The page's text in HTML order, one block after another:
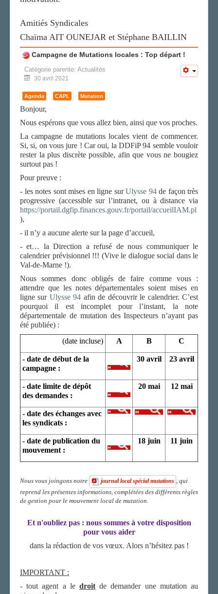
Amitiés Syndicales
Chaïma AIT OUNEJAR et Stéphane BAILLIN
Campagne de Mutations locales : Top départ !
Catégorie parente: Actualités
30 avril 2021
Agenda CAPL Mutation
Bonjour,
Nous espérons que vous allez bien, ainsi que vos proches.
La campagne de mutations locales vient de commencer.
Si, si, on vous jure ! Car oui, la DDFiP 94 semble vouloir
rester la plus discrète possible, afin que vous ne bougiez
surtout pas !
Pour preuve :
- les notes sont mises en ligne surUlysse 94de façon très
progressive (accessible sur l’intranet, ou à distance via
https://portail.dgfip.finances.gouv.fr/portail/accueilIAM.pl
),
- il n’y a aucune alerte sur la page d’accueil,
- et… la Direction a refusé de nous communiquer le
calendrier prévisionnel !!! (Vive le dialogue social dans le
Val-de-Marne !).
Nous sommes donc obligés de faire comme vous :
attendre que les notes départementales soient mises en
ligne sur Ulysse 94 afin de découvrir le calendrier. C’est
pourquoi il est incomplet pour l’instant, la note
départementale de mutation des Inspecteurs n’ayant pas
été publiée) :
(date incluse)
A B C
- date de début de la
campagne :
30 avril 23 avril
- date limite de dépôt
des demandes :
20 mai 12 mai
- date des échanges avec
les syndicats :
- date de publication du
mouvement :
18 juin 11 juin
Nous vous joingons notre journal local spécial mutations
, qui
reprend les présentes informations, complétées des différents règles
de gestion pour le mouvement local de mutation.
Et n'oubliez pas : nous sommes à votre disposition
pour vous aider
dans la rédaction de vos vœux. Alors n’hésitez pas !
IMPORTANT :
- tout agent a le droit de demander une mutation au